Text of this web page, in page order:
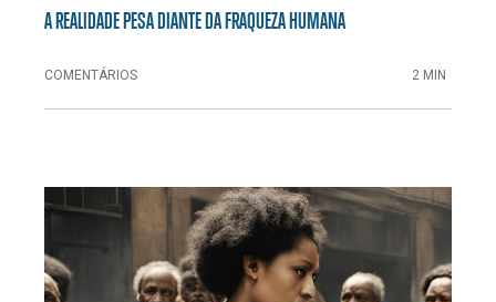
A REALIDADE PESA DIANTE DA FRAQUEZA HUMANA
COMENTÁRIOS 2 MIN